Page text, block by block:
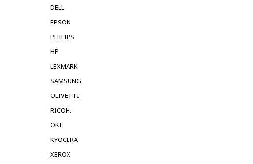
DELL
EPSON
PHILIPS
HP
LEXMARK
SAMSUNG
OLIVETTI
RICOH.
OKI
KYOCERA
XEROX